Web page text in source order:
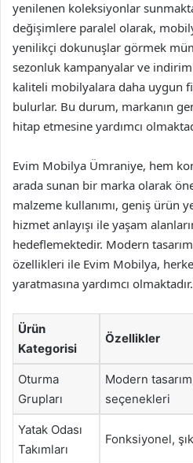
yenilenen koleksiyonlar
değişimlere paralel olarak,
yenilikçi dokunuşlar görmek
sezonluk kampanyalar ve
kaliteli mobilyalara daha uygun
bulurlar. Bu durum, markanın
hitap etmesine yardımcı
Evim Mobilya Ümraniye, hem
arada sunan bir marka olarak
malzeme kullanımı, geniş ürün
hizmet anlayışı ile yaşam
hedeflemektedir. Modern
özellikleri ile Evim Mobilya,
yaratmasına yardımcı olmaktadır.
Ürün
Kategorisi
Özellikler
Oturma
Grupları
Modern
seçenekleri
Yatak Odası
Takımları
Fonksiyonel,